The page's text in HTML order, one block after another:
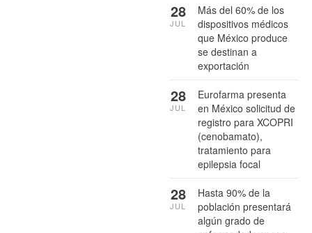
Más del 60% de los
dispositivos médicos
que México produce
se destinan a
exportación
28
JUL
Eurofarma presenta
en México solicitud de
registro para XCOPRI
(cenobamato),
tratamiento para
epilepsia focal
28
JUL
Hasta 90% de la
población presentará
algún grado de
28
JUL